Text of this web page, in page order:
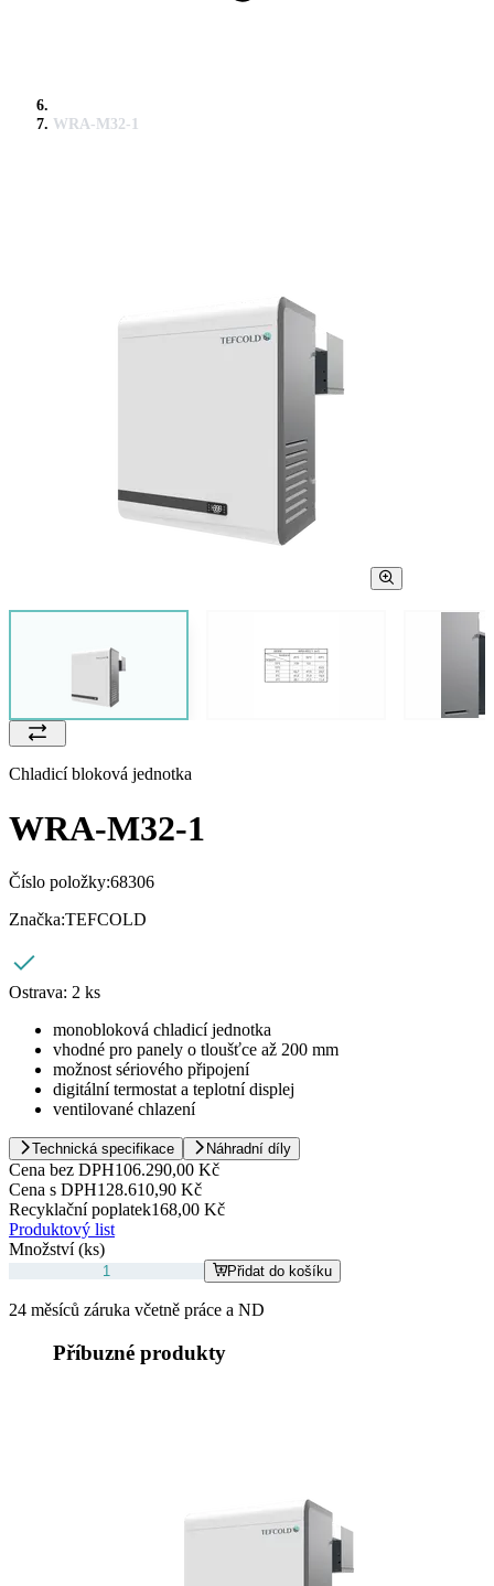
WRA-M32-1
Chladicí bloková jednotka
WRA-M32-1
Číslo položky:68306
Značka:TEFCOLD
Ostrava: 2 ks
monobloková chladicí jednotka
vhodné pro panely o tloušťce až 200 mm
možnost sériového připojení
digitální termostat a teplotní displej
ventilované chlazení
Technická specifikace Náhradní díly
Cena bez DPH106.290,00 Kč
Cena s DPH128.610,90 Kč
Recyklační poplatek168,00 Kč
Produktový list
Množství (ks)
Přidat do košíku
24 měsíců záruka včetně práce a ND
Příbuzné produkty